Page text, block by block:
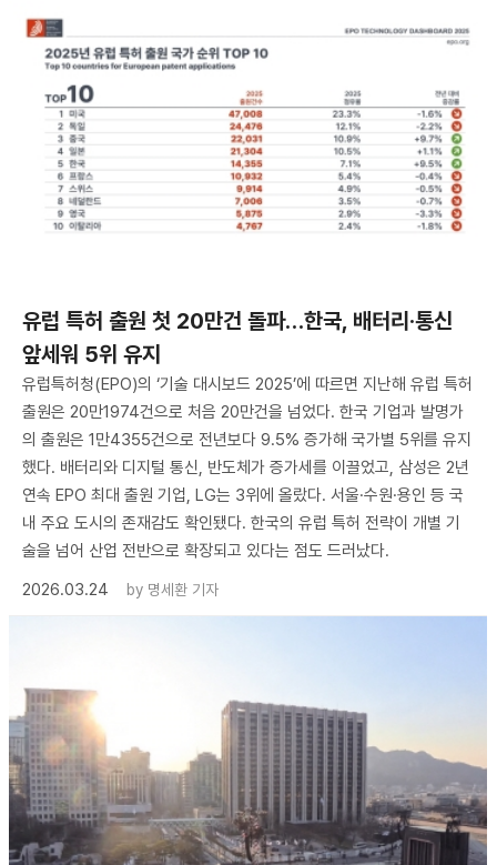
유럽 특허 출원 첫 20만건 돌파…한국, 배터리·통신
앞세워 5위 유지
유럽특허청(EPO)의 ‘기술 대시보드 2025’에 따르면 지난해 유럽 특허
출원은 20만1974건으로 처음 20만건을 넘었다. 한국 기업과 발명가
의 출원은 1만4355건으로 전년보다 9.5% 증가해 국가별 5위를 유지
했다. 배터리와 디지털 통신, 반도체가 증가세를 이끌었고, 삼성은 2년
연속 EPO 최대 출원 기업, LG는 3위에 올랐다. 서울·수원·용인 등 국
내 주요 도시의 존재감도 확인됐다. 한국의 유럽 특허 전략이 개별 기
술을 넘어 산업 전반으로 확장되고 있다는 점도 드러났다.
2026.03.24
by 명세환 기자